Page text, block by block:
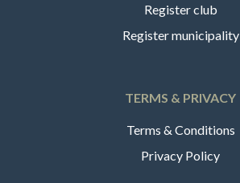
Register club
Register municipality
TERMS & PRIVACY
Terms & Conditions
Privacy Policy